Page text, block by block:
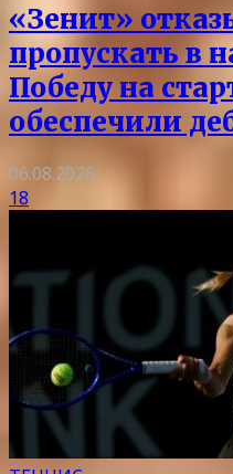
«Зенит»
пропускать в
Победу на
обеспечили
06.08.2026
18